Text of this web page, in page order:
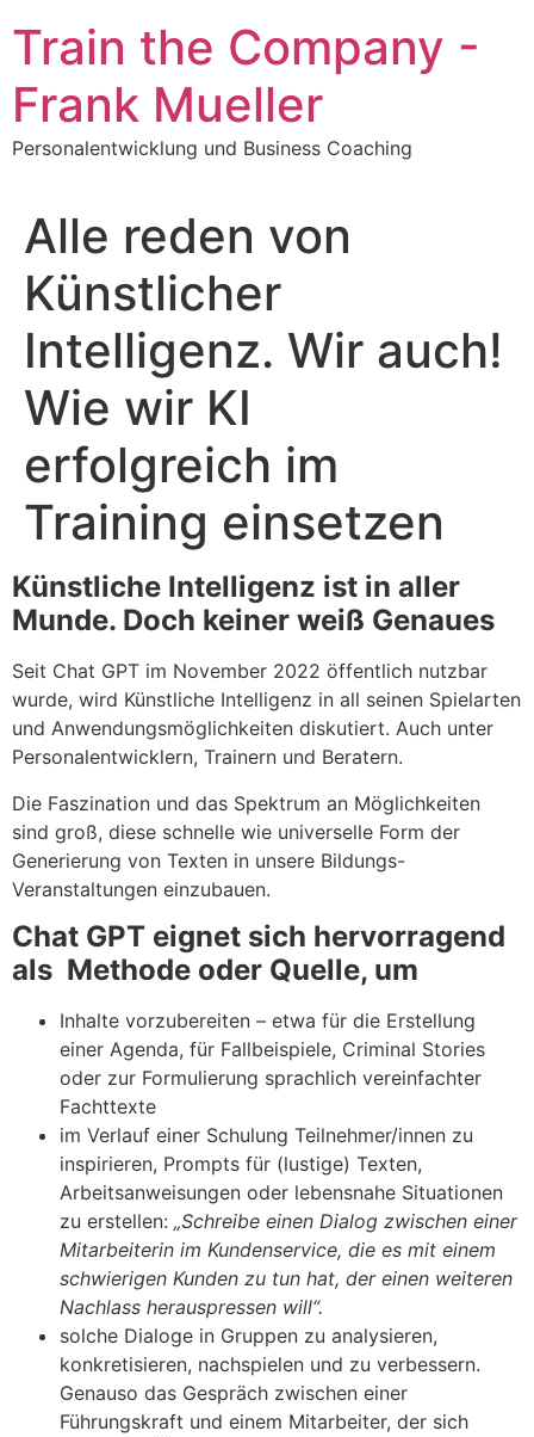
Inhalt
springen
Train the Company -
Frank Mueller
Personalentwicklung und Business Coaching
Alle reden von
Künstlicher
Intelligenz. Wir auch!
Wie wir KI
erfolgreich im
Training einsetzen
Künstliche Intelligenz ist in aller
Munde. Doch keiner weiß Genaues
Seit Chat GPT im November 2022 öffentlich nutzbar
wurde, wird Künstliche Intelligenz in all seinen Spielarten
und Anwendungsmöglichkeiten diskutiert. Auch unter
Personalentwicklern, Trainern und Beratern.
Die Faszination und das Spektrum an Möglichkeiten
sind groß, diese schnelle wie universelle Form der
Generierung von Texten in unsere Bildungs-
Veranstaltungen einzubauen.
Chat GPT eignet sich hervorragend
als Methode oder Quelle, um
Inhalte vorzubereiten – etwa für die Erstellung
einer Agenda, für Fallbeispiele, Criminal Stories
oder zur Formulierung sprachlich vereinfachter
Fachttexte
im Verlauf einer Schulung Teilnehmer/innen zu
inspirieren, Prompts für (lustige) Texten,
Arbeitsanweisungen oder lebensnahe Situationen
zu erstellen: „Schreibe einen Dialog zwischen einer
Mitarbeiterin im Kundenservice, die es mit einem
schwierigen Kunden zu tun hat, der einen weiteren
Nachlass herauspressen will“.
solche Dialoge in Gruppen zu analysieren,
konkretisieren, nachspielen und zu verbessern.
Genauso das Gespräch zwischen einer
Führungskraft und einem Mitarbeiter, der sich